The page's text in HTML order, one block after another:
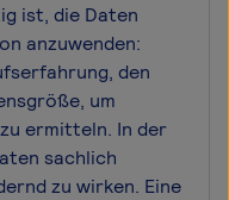
ist, die Daten
anzuwenden:
den
um
ermitteln. In der
sachlich
zu wirken. Eine